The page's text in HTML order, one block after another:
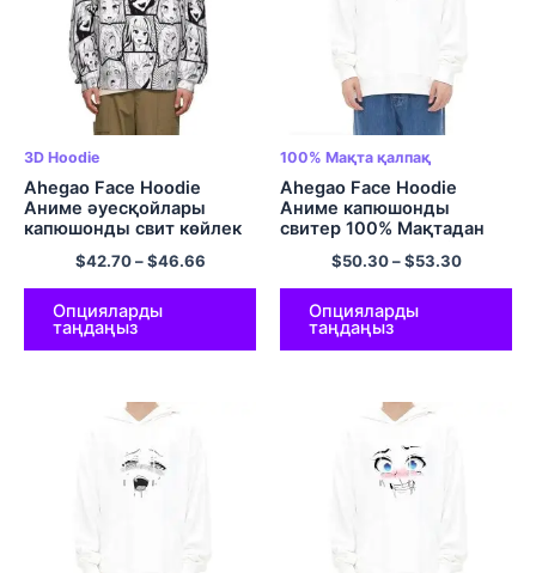
3D Hoodie
Ahegao Face Hoodie
Аниме әуесқойлары
капюшонды свит көйлек
Хентай капюди жапон
капюди полиэстер
пуловер капюди
$42.70–$46.66
Опцияларды
таңдаңыз
100% Мақта қалпақ
Ahegao Face Hoodie
Аниме капюшонды
свитер 100% Мақтадан
жасалған габаритті
жайлы жайлылық көп
түсті капюстер
$50.30–$53.30
Опцияларды
таңдаңыз